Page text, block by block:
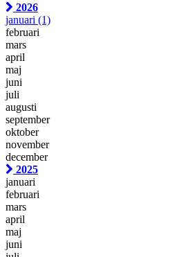
2026
januari (1)
februari
mars
april
maj
juni
juli
augusti
september
oktober
november
december
2025
januari
februari
mars
april
maj
juni